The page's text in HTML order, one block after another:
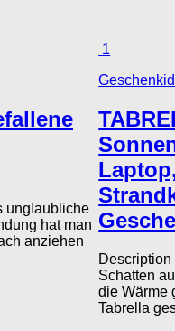
unglaubliche
hat man
anziehen
1
Schatten
die Wärme
Tabrella